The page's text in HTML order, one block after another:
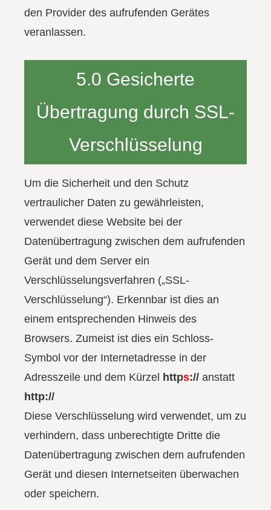
den Provider des aufrufenden Gerätes
veranlassen.
5.0 Gesicherte
Übertragung durch SSL-
Verschlüsselung
Um die Sicherheit und den Schutz
vertraulicher Daten zu gewährleisten,
verwendet diese Website bei der
Datenübertragung zwischen dem aufrufenden
Gerät und dem Server ein
Verschlüsselungsverfahren („SSL-
Verschlüsselung“). Erkennbar ist dies an
einem entsprechenden Hinweis des
Browsers. Zumeist ist dies ein Schloss-
Symbol vor der Internetadresse in der
Adresszeile und dem Kürzel https:// anstatt
http://
Diese Verschlüsselung wird verwendet, um zu
verhindern, dass unberechtigte Dritte die
Datenübertragung zwischen dem aufrufenden
Gerät und diesen Internetseiten überwachen
oder speichern.